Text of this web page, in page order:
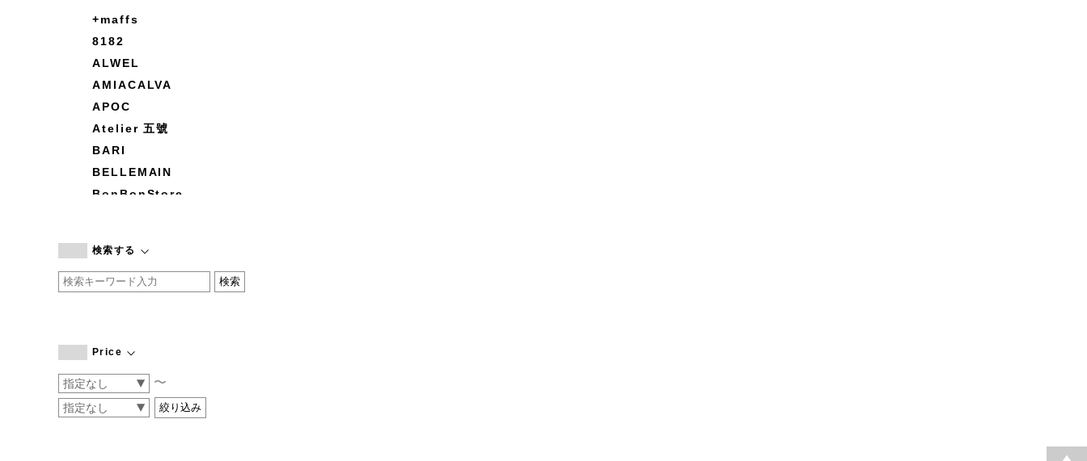
+maffs
8182
ALWEL
AMIACALVA
APOC
Atelier 五號
BARI
BELLEMAIN
BonBonStore
by basics
CATWORTH
COGTHEBIGSMOKE
CONVERSE
DEAN & DELUCA
検索する
Price
〜